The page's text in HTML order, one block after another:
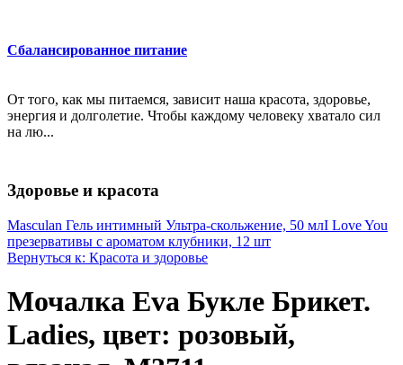
Сбалансированное питание
От того, как мы питаемся, зависит наша красота, здоровье,
энергия и долголетие. Чтобы каждому человеку хватало сил
на лю...
Здоровье и красота
Masculan Гель интимный Ультра-скольжение, 50 млI Love You
презервативы с ароматом клубники, 12 шт
Вернуться к: Красота и здоровье
Мочалка Eva Букле Брикет.
Ladies, цвет: розовый,